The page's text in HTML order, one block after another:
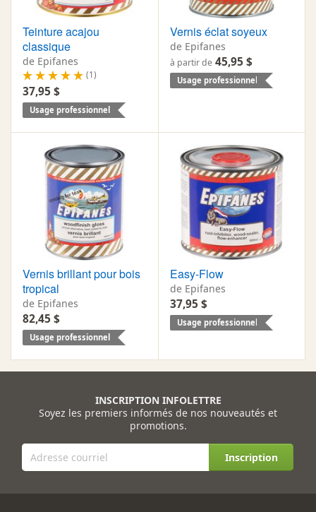
Teinture acajou
classique
de Epifanes
(1)
37,95 $
Usage professionnel
Vernis éclat soyeux
de Epifanes
à partir de 45,95 $
Usage professionnel
Vernis brillant pour bois
tropical
de Epifanes
82,45 $
Usage professionnel
Easy-Flow
de Epifanes
37,95 $
Usage professionnel
INSCRIPTION INFOLETTRE
Soyez les premiers informés de nos nouveautés et
promotions.
Inscription